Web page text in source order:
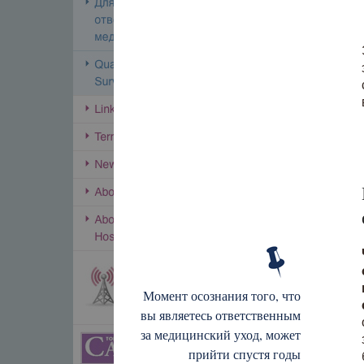
Момент осознания того, что
вы являетесь ответственным
за медицинский уход, может
прийти спустя годы